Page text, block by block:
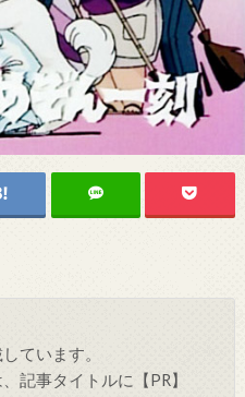
ています。
記事タイトルに【PR】